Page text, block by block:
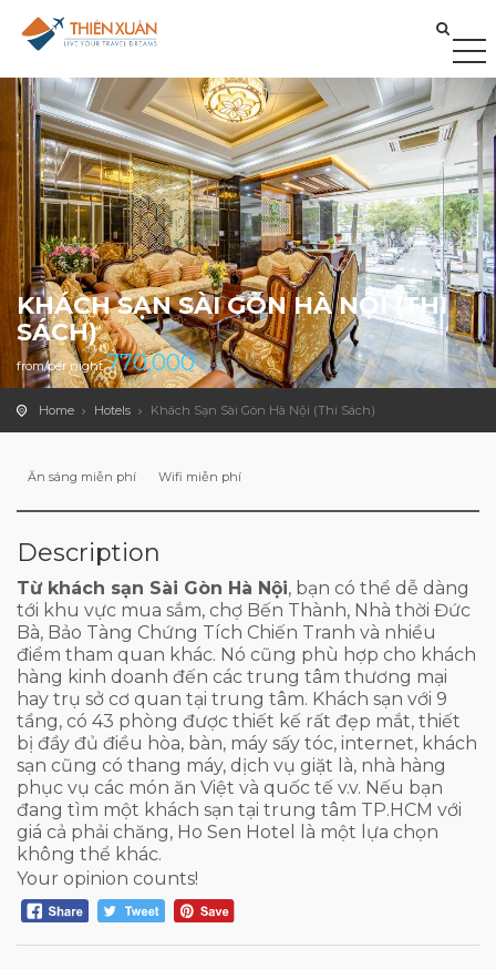
KHÁCH SẠN SÀI GÒN HÀ NỘI (THI
SÁCH)
from/per night770,000
Home Hotels Khách Sạn Sài Gòn Hà Nội (Thi Sách)
Ăn sáng miễn phí Wifi miễn phí
Description
Từ khách sạn Sài Gòn Hà Nội, bạn có thể dễ dàng
tới khu vực mua sắm, chợ Bến Thành, Nhà thời Đức
Bà, Bảo Tàng Chứng Tích Chiến Tranh và nhiều
điểm tham quan khác. Nó cũng phù hợp cho khách
hàng kinh doanh đến các trung tâm thương mại
hay trụ sở cơ quan tại trung tâm. Khách sạn với 9
tầng, có 43 phòng được thiết kế rất đẹp mắt, thiết
bị đầy đủ điều hòa, bàn, máy sấy tóc, internet, khách
sạn cũng có thang máy, dịch vụ giặt là, nhà hàng
phục vụ các món ăn Việt và quốc tế v.v. Nếu bạn
đang tìm một khách sạn tại trung tâm TP.HCM với
giá cả phải chăng, Ho Sen Hotel là một lựa chọn
không thể khác.
Your opinion counts!